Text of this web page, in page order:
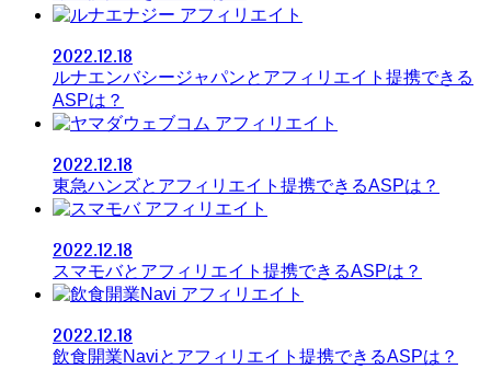
アフィリエイト
2022.12.18
ルナエンバシージャパンとアフィリエイト提携できる
ASPは？
アフィリエイト
2022.12.18
東急ハンズとアフィリエイト提携できるASPは？
アフィリエイト
2022.12.18
スマモバとアフィリエイト提携できるASPは？
アフィリエイト
2022.12.18
飲食開業Naviとアフィリエイト提携できるASPは？